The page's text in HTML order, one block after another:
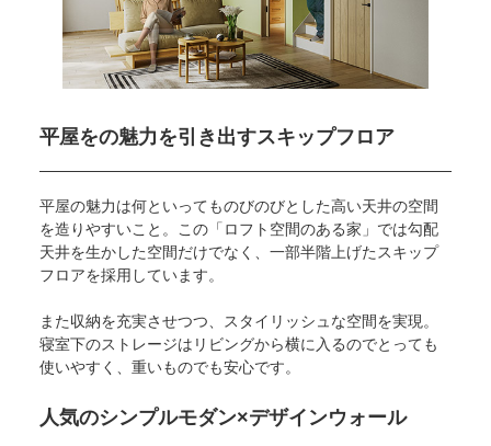
平屋をの魅力を引き出すスキップフロア
平屋の魅力は何といってものびのびとした高い天井の空間
を造りやすいこと。この「ロフト空間のある家」では勾配
天井を生かした空間だけでなく、一部半階上げたスキップ
フロアを採用しています。
また収納を充実させつつ、スタイリッシュな空間を実現。
寝室下のストレージはリビングから横に入るのでとっても
使いやすく、重いものでも安心です。
人気のシンプルモダン×デザインウォール